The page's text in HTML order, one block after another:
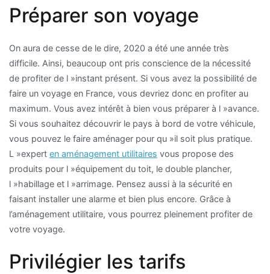
Préparer son voyage
On aura de cesse de le dire, 2020 a été une année très
difficile. Ainsi, beaucoup ont pris conscience de la nécessité
de profiter de l »instant présent. Si vous avez la possibilité de
faire un voyage en France, vous devriez donc en profiter au
maximum. Vous avez intérêt à bien vous préparer à l »avance.
Si vous souhaitez découvrir le pays à bord de votre véhicule,
vous pouvez le faire aménager pour qu »il soit plus pratique.
L »expert en aménagement utilitaires vous propose des
produits pour l »équipement du toit, le double plancher,
l »habillage et l »arrimage. Pensez aussi à la sécurité en
faisant installer une alarme et bien plus encore. Grâce à
l’aménagement utilitaire, vous pourrez pleinement profiter de
votre voyage.
Privilégier les tarifs